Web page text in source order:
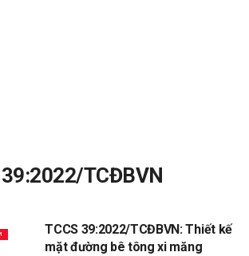
39:2022/TCĐBVN
TCCS 39:2022/TCĐBVN: Thiết kế
mặt đường bê tông xi măng